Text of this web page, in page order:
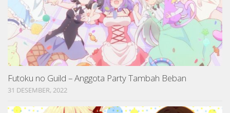
Futoku no Guild – Anggota Party Tambah Beban
31 DESEMBER, 2022